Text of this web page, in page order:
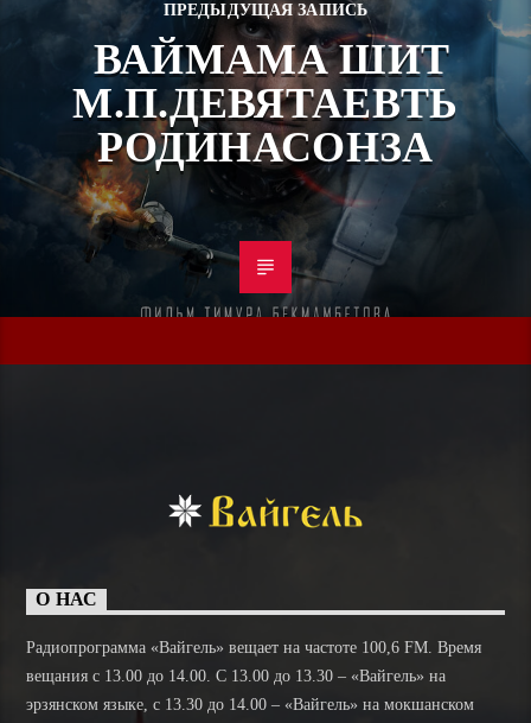
ПРЕДЫДУЩАЯ ЗАПИСЬ
ВАЙМАМА ШИТ
М.П.ДЕВЯТАЕВТЬ
РОДИНАСОНЗА
О НАС
Радиопрограмма «Вайгель» вещает на частоте 100,6 FM. Время
вещания с 13.00 до 14.00. C 13.00 до 13.30 – «Вайгель» на
эрзянском языке, с 13.30 до 14.00 – «Вайгель» на мокшанском